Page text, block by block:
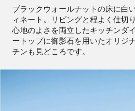
ブラックウォールナットの床に白
ィネート。リビングと程よく仕切
心地のよさを両立したキッチンダ
ートップに御影石を用いたオリジ
チンも見どころです。